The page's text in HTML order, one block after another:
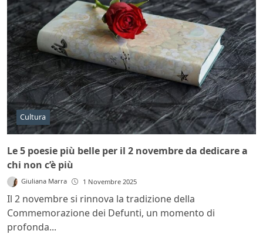
Cultura
Le 5 poesie più belle per il 2 novembre da dedicare a
chi non c’è più
Giuliana Marra 1 Novembre 2025
Il 2 novembre si rinnova la tradizione della
Commemorazione dei Defunti, un momento di
profonda...